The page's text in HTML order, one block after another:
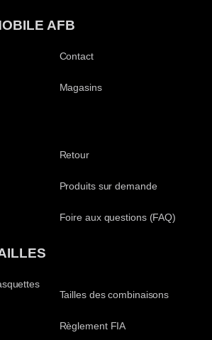
AFB
Contact
Magasins
Retour
Produits sur demande
Foire aux questions (FAQ)
Tailles des combinaisons
Règlement FIA